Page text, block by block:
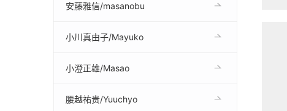
安藤雅信/masanobu
小川真由子/Mayuko
小澄正雄/Masao
腰越祐贵/Yuuchyo